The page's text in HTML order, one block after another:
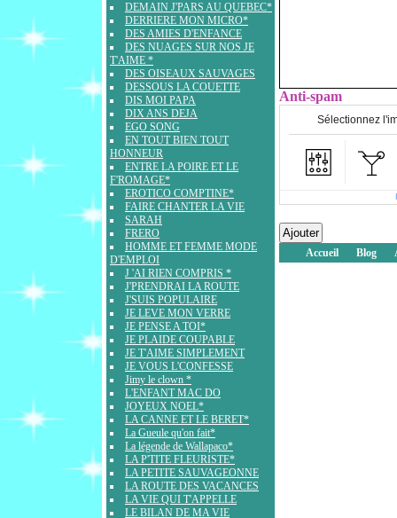
DEMAIN J'PARS AU QUEBEC*
DERRIERE MON MICRO*
DES AMIES D'ENFANCE
DES NUAGES SUR NOS JE
T'AIME *
DES OISEAUX SAUVAGES
DESSOUS LA COUETTE
DIS MOI PAPA
DIX ANS DEJA
EGO SONG
EN TOUT BIEN TOUT
HONNEUR
ENTRE LA POIRE ET LE
F'ROMAGE*
EROTICO COMPTINE*
FAIRE CHANTER LA VIE
SARAH
FRERO
HOMME ET FEMME MODE
D'EMPLOI
J 'AI RIEN COMPRIS *
J'PRENDRAI LA ROUTE
J'SUIS POPULAIRE
JE LEVE MON VERRE
JE PENSE A TOI*
JE PLAIDE COUPABLE
JE T'AIME SIMPLEMENT
JE VOUS L'CONFESSE
Jimy le clown *
L'ENFANT MAC DO
JOYEUX NOEL*
LA CANNE ET LE BERET*
La Gueule qu'on fait*
La légende de Wallapaco*
LA P'TITE FLEURISTE*
LA PETITE SAUVAGEONNE
LA ROUTE DES VACANCES
LA VIE QUI T'APPELLE
LE BILAN DE MA VIE
Anti-spam
Sélectionnez
Accueil Blog